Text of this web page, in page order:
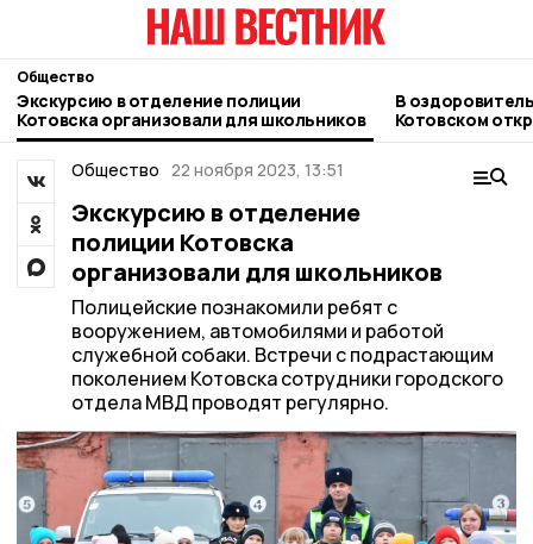
Общество
Экскурсию в отделение полиции
Котовска организовали для школьников
В
Котовском
Общество 22 ноября 2023, 13:51
Экскурсию в отделение
полиции Котовска
организовали для школьников
Полицейские познакомили ребят с
вооружением, автомобилями и работой
служебной собаки. Встречи с подрастающим
поколением Котовска сотрудники городского
отдела МВД проводят регулярно.